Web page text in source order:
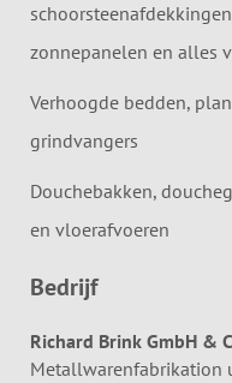
zonnepanelen en alles
Verhoogde bedden,
grindvangers
Douchebakken,
en vloerafvoeren
Bedrijf
Richard Brink GmbH &
Metallwarenfabrikation